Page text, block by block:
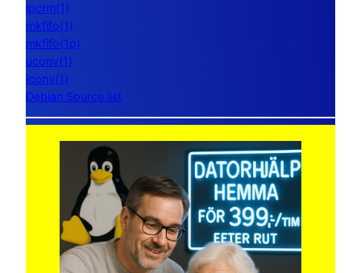
ipcrm(1)
mkfifo(1)
mkfifo(1p)
uconv(1)
iconv(1)
Debian Source list